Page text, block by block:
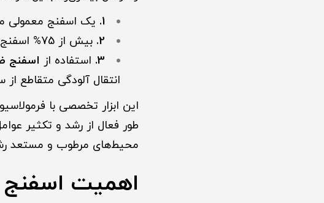
1. یک اسفنج معمولی
2. بیش از 75% اسفنج‌های آشپزخانه آلوده به باکتری‌های کلیفرم (مانند سالمونلا) هستند.
3. استفاده از اسفنج
انتقال آلودگی متقاطع
این ابزار تخصصی با
طور فعال از رشد و تکثیر
محیط‌های مرطوب و مستعد
اهمیت اسفنج